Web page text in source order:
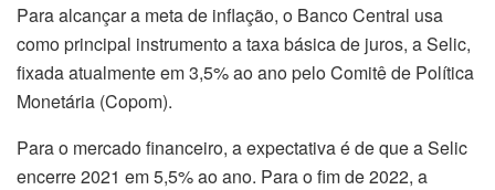
Para alcançar a meta de inflação, o Banco Central usa
como principal instrumento a taxa básica de juros, a Selic,
fixada atualmente em 3,5% ao ano pelo Comitê de Política
Monetária (Copom).
Para o mercado financeiro, a expectativa é de que a Selic
encerre 2021 em 5,5% ao ano. Para o fim de 2022, a